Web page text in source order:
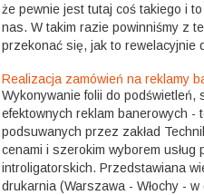
że pewnie jest tutaj coś takiego i
nas. W takim razie powinniśmy z
przekonać się, jak to rewelacyjnie
Realizacja zamówień na reklamy
Wykonywanie folii do podświetleń,
efektownych reklam banerowych -
podsuwanych przez zakład
cenami i szerokim wyborem usług
introligatorskich. Przedstawiana
drukarnia (Warszawa - Włochy -